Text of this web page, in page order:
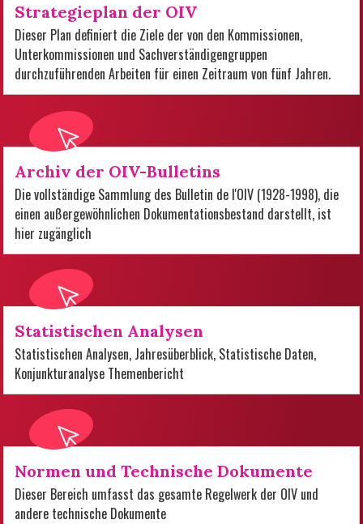
Strategieplan der OIV
Dieser Plan definiert die Ziele der von den Kommissionen,
Unterkommissionen und Sachverständigengruppen
durchzuführenden Arbeiten für einen Zeitraum von fünf Jahren.
Archiv der OIV-Bulletins
Die vollständige Sammlung des Bulletin de l'OIV (1928-1998), die
einen außergewöhnlichen Dokumentationsbestand darstellt, ist
hier zugänglich
Statistischen Analysen
Statistischen Analysen, Jahresüberblick, Statistische Daten,
Konjunkturanalyse Themenbericht
Normen und Technische Dokumente
Dieser Bereich umfasst das gesamte Regelwerk der OIV und
andere technische Dokumente